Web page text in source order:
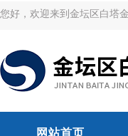
您好，欢迎来到金坛区白塔
网站首页